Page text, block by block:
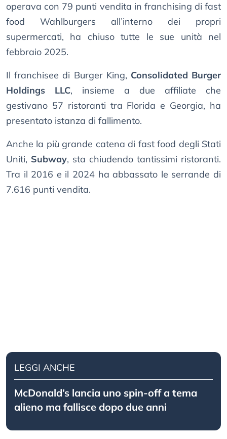
operava con 79 punti vendita in franchising di fast
food Wahlburgers all’interno dei propri
supermercati, ha chiuso tutte le sue unità nel
febbraio 2025.
Il franchisee di Burger King, Consolidated Burger
Holdings LLC, insieme a due affiliate che
gestivano 57 ristoranti tra Florida e Georgia, ha
presentato istanza di fallimento.
Anche la più grande catena di fast food degli Stati
Uniti, Subway, sta chiudendo tantissimi ristoranti.
Tra il 2016 e il 2024 ha abbassato le serrande di
7.616 punti vendita.
LEGGI ANCHE
McDonald’s lancia uno spin-off a tema
alieno ma fallisce dopo due anni